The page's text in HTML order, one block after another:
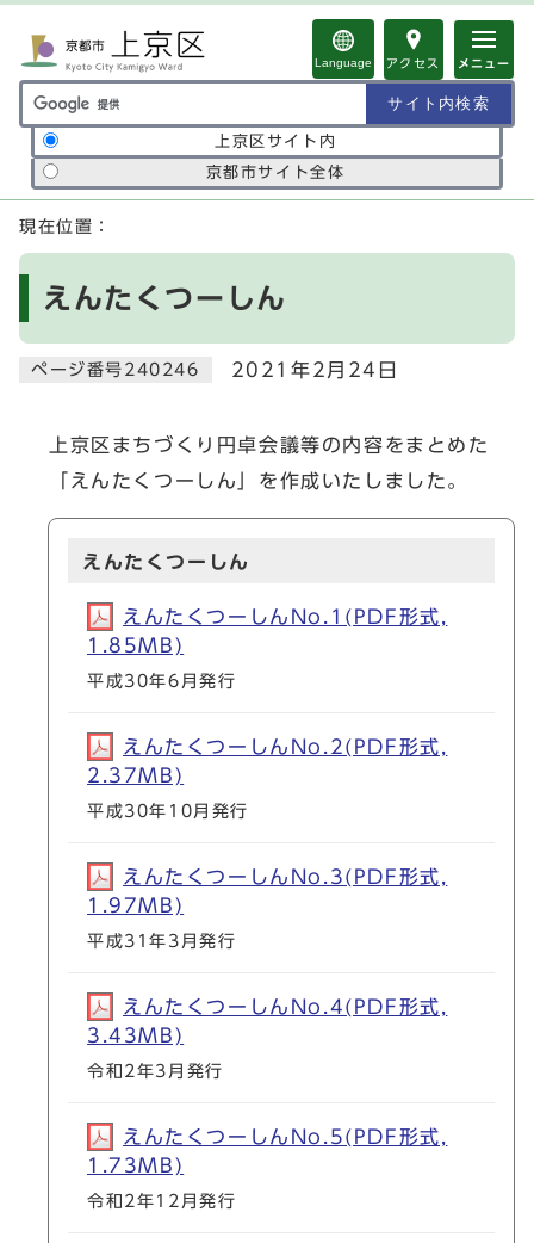
Language アクセス メニュー
サイト内検索の範囲
上京区サイト内
京都市サイト全体
ここから本文です
現在位置：
えんたくつーしん
ページ番号240246 2021年2月24日
上京区まちづくり円卓会議等の内容をまとめた
「えんたくつーしん」を作成いたしました。
えんたくつーしん
えんたくつーしんNo.1(PDF形式,
1.85MB)
平成30年6月発行
えんたくつーしんNo.2(PDF形式,
2.37MB)
平成30年10月発行
えんたくつーしんNo.3(PDF形式,
1.97MB)
平成31年3月発行
えんたくつーしんNo.4(PDF形式,
3.43MB)
令和2年3月発行
えんたくつーしんNo.5(PDF形式,
1.73MB)
令和2年12月発行